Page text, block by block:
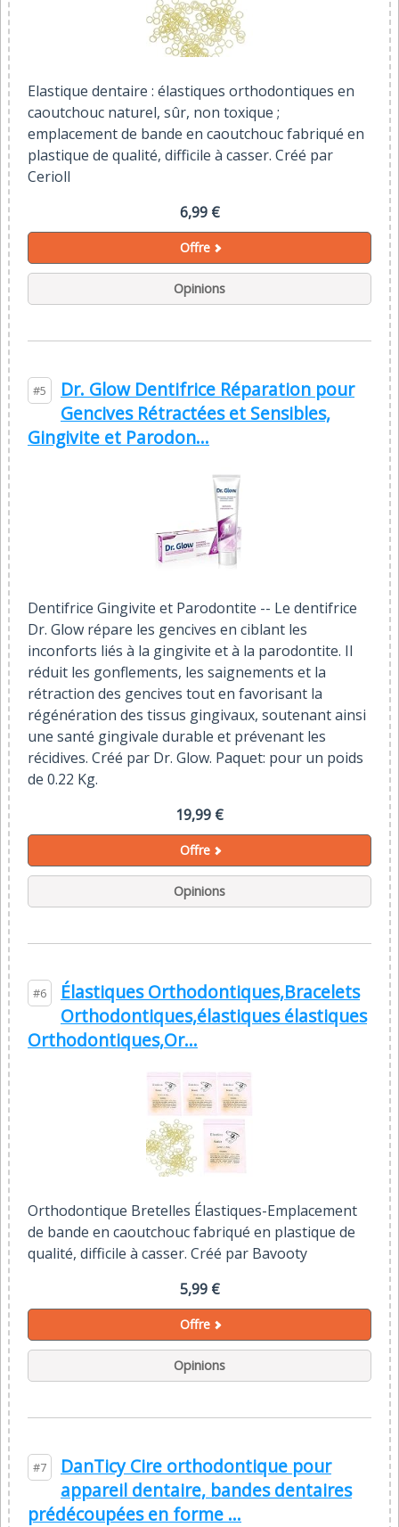
Elastique dentaire : élastiques orthodontiques en
caoutchouc naturel, sûr, non toxique ;
emplacement de bande en caoutchouc fabriqué en
plastique de qualité, difficile à casser. Créé par
Cerioll
6,99 €
Offre
Opinions
#5
Dr. Glow Dentifrice Réparation pour
Gencives Rétractées et Sensibles,
Gingivite et Parodon...
Dentifrice Gingivite et Parodontite -- Le dentifrice
Dr. Glow répare les gencives en ciblant les
inconforts liés à la gingivite et à la parodontite. Il
réduit les gonflements, les saignements et la
rétraction des gencives tout en favorisant la
régénération des tissus gingivaux, soutenant ainsi
une santé gingivale durable et prévenant les
récidives. Créé par Dr. Glow. Paquet: pour un poids
de 0.22 Kg.
19,99 €
Offre
Opinions
#6
Élastiques Orthodontiques,Bracelets
Orthodontiques,élastiques élastiques
Orthodontiques,Or...
Orthodontique Bretelles Élastiques-Emplacement
de bande en caoutchouc fabriqué en plastique de
qualité, difficile à casser. Créé par Bavooty
5,99 €
Offre
Opinions
#7
DanTicy Cire orthodontique pour
appareil dentaire, bandes dentaires
prédécoupées en forme ...